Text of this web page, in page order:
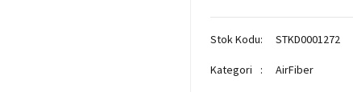
Stok Kodu STKD0001272
Kategori AirFiber